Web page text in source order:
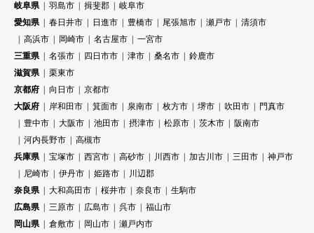
岐阜県
羽島市 揖斐郡
岐阜市
愛知県
春日井市 日進市 豊橋市 尾張旭市 瀬戸市
清須市
高浜市
岡崎市 名古屋市
一宮市
三重県
名張市 四日市市 津市 桑名市
鈴鹿市
滋賀県
栗東市
京都府
向日市
京都市
大阪府
岸和田市 箕面市 泉南市 枚方市 堺市 吹田市
門真市
豊中市
大阪市 池田市 摂津市 松原市 茨木市
阪南市
河内長野市
高槻市
兵庫県
宝塚市 西宮市 高砂市 川西市 加古川市 三田市
神戸市
尼崎市
伊丹市 姫路市
川辺郡
奈良県
大和高田市 桜井市 奈良市
生駒市
広島県
三原市 広島市 呉市
福山市
岡山県
倉敷市 岡山市
瀬戸内市